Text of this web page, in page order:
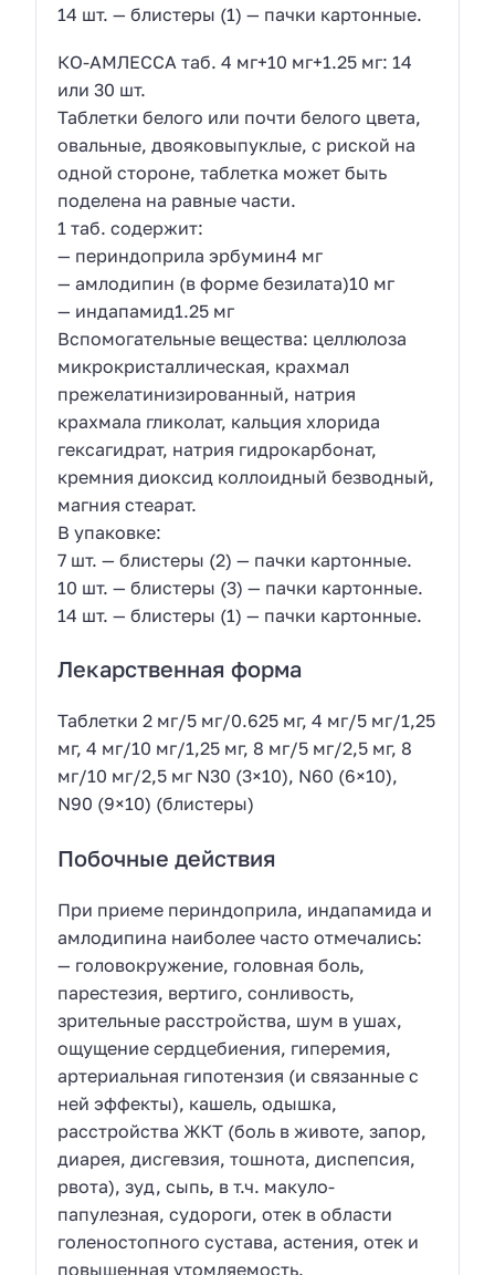
14 шт. — блистеры (1) — пачки картонные.
КО-АМЛЕССА таб. 4 мг+10 мг+1.25 мг: 14
или 30 шт.
Таблетки белого или почти белого цвета,
овальные, двояковыпуклые, с риской на
одной стороне, таблетка может быть
поделена на равные части.
1 таб. содержит:
— периндоприла эрбумин4 мг
— амлодипин (в форме безилата)10 мг
— индапамид1.25 мг
Вспомогательные вещества: целлюлоза
микрокристаллическая, крахмал
прежелатинизированный, натрия
крахмала гликолат, кальция хлорида
гексагидрат, натрия гидрокарбонат,
кремния диоксид коллоидный безводный,
магния стеарат.
В упаковке:
7 шт. — блистеры (2) — пачки картонные.
10 шт. — блистеры (3) — пачки картонные.
14 шт. — блистеры (1) — пачки картонные.
Лекарственная форма
Таблетки 2 мг/5 мг/0.625 мг, 4 мг/5 мг/1,25
мг, 4 мг/10 мг/1,25 мг, 8 мг/5 мг/2,5 мг, 8
мг/10 мг/2,5 мг N30 (3×10), N60 (6×10),
N90 (9×10) (блистеры)
Побочные действия
При приеме периндоприла, индапамида и
амлодипина наиболее часто отмечались:
— головокружение, головная боль,
парестезия, вертиго, сонливость,
зрительные расстройства, шум в ушах,
ощущение сердцебиения, гиперемия,
артериальная гипотензия (и связанные с
ней эффекты), кашель, одышка,
расстройства ЖКТ (боль в животе, запор,
диарея, дисгевзия, тошнота, диспепсия,
рвота), зуд, сыпь, в т.ч. макуло-
папулезная, судороги, отек в области
голеностопного сустава, астения, отек и
повышенная утомляемость.